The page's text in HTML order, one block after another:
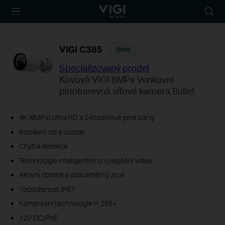
TP-Link, Reliably
icon
VIGI C385 New
Specializovaný prodej
Kovová VIGI 8MPx Venkovní
plnobarevná síťová kamera Bullet
4K (8MPx) Ultra HD a 24hodinové plné barvy
Rozlišení lidí a vozidel
Chytrá detekce
Technologie inteligentního vylepšení videa
Aktivní obrana a obousměrný zvuk
Vodotěsnost IP67
Kompresní technologie H.265+
12V DC/PoE